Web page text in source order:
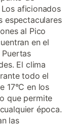
aficionados
espectaculares
al Pico
en el
El clima
todo el
17°C en los
que permite
época.
las